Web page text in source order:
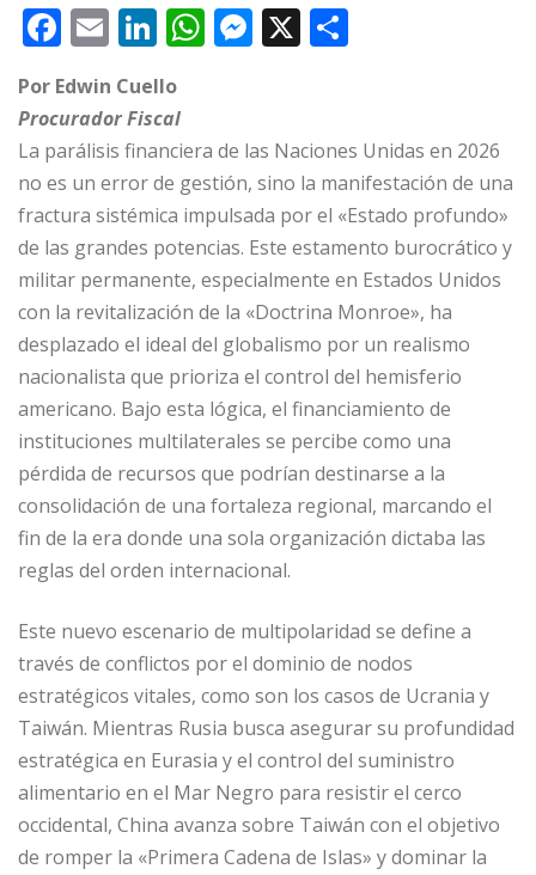
F
a
c
e
b
o
o
k
E
m
ai
l
Li
n
k
e
dI
n
W
s
A
p
p
M
e
n
g
e
r
X
p
ar
ti
r
Por Edwin Cuello
Procurador Fiscal
La parálisis financiera de las Naciones Unidas en 2026
no es un error de gestión, sino la manifestación de una
fractura sistémica impulsada por el «Estado profundo»
de las grandes potencias. Este estamento burocrático y
militar permanente, especialmente en Estados Unidos
con la revitalización de la «Doctrina Monroe», ha
desplazado el ideal del globalismo por un realismo
nacionalista que prioriza el control del hemisferio
americano. Bajo esta lógica, el financiamiento de
instituciones multilaterales se percibe como una
pérdida de recursos que podrían destinarse a la
consolidación de una fortaleza regional, marcando el
fin de la era donde una sola organización dictaba las
reglas del orden internacional.
Este nuevo escenario de multipolaridad se define a
través de conflictos por el dominio de nodos
estratégicos vitales, como son los casos de Ucrania y
Taiwán. Mientras Rusia busca asegurar su profundidad
estratégica en Eurasia y el control del suministro
alimentario en el Mar Negro para resistir el cerco
occidental, China avanza sobre Taiwán con el objetivo
de romper la «Primera Cadena de Islas» y dominar la